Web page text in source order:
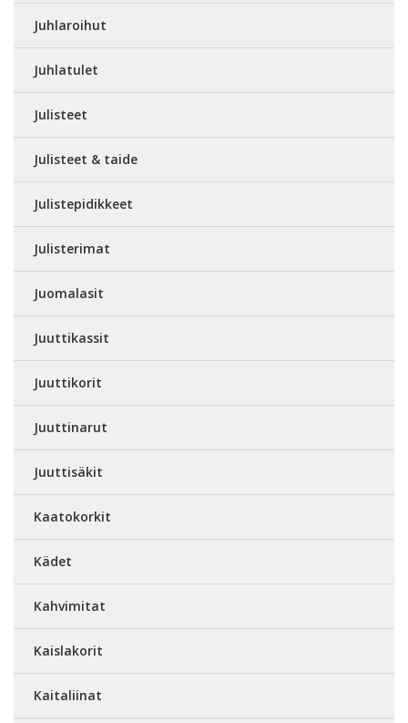
Juhlaroihut
Juhlatulet
Julisteet
Julisteet & taide
Julistepidikkeet
Julisterimat
Juomalasit
Juuttikassit
Juuttikorit
Juuttinarut
Juuttisäkit
Kaatokorkit
Kädet
Kahvimitat
Kaislakorit
Kaitaliinat